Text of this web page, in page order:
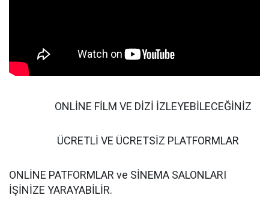
ONLİNE FİLM VE DİZİ İZLEYEBİLECEĞİNİZ
ÜCRETLİ VE ÜCRETSİZ PLATFORMLAR
ONLİNE PATFORMLAR ve SİNEMA SALONLARI
İŞİNİZE YARAYABİLİR.